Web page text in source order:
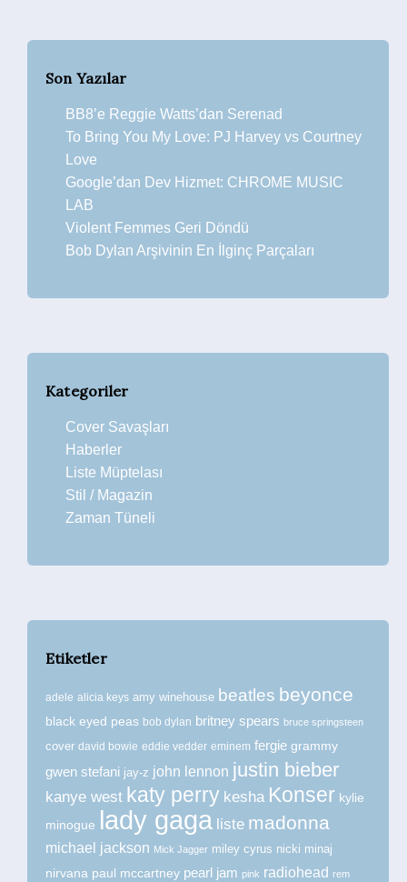
Son Yazılar
BB8’e Reggie Watts’dan Serenad
To Bring You My Love: PJ Harvey vs Courtney
Love
Google’dan Dev Hizmet: CHROME MUSIC
LAB
Violent Femmes Geri Döndü
Bob Dylan Arşivinin En İlginç Parçaları
Kategoriler
Cover Savaşları
Haberler
Liste Müptelası
Stil / Magazin
Zaman Tüneli
Etiketler
adele alicia keys amy winehouse beatles beyonce
black eyed peas bob dylan britney spears bruce springsteen
cover david bowie eddie vedder eminem fergie grammy
gwen stefani jay-z john lennon justin bieber
kanye west katy perry kesha Konser kylie
minogue lady gaga liste madonna
michael jackson Mick Jagger miley cyrus nicki minaj
nirvana paul mccartney pearl jam pink radiohead rem